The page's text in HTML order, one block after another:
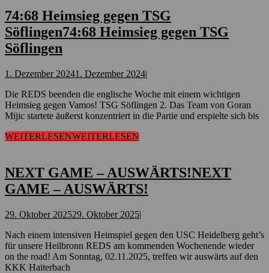
74:68 Heimsieg gegen TSG
Söflingen74:68 Heimsieg gegen TSG
Söflingen
1. Dezember 20241. Dezember 2024|
Die REDS beenden die englische Woche mit einem wichtigen
Heimsieg gegen Vamos! TSG Söflingen 2. Das Team von Goran
Mijic startete äußerst konzentriert in die Partie und erspielte sich bis
WEITERLESENWEITERLESEN
NEXT GAME – AUSWÄRTS!NEXT
GAME – AUSWÄRTS!
29. Oktober 202529. Oktober 2025|
Nach einem intensiven Heimspiel gegen den USC Heidelberg geht’s
für unsere Heilbronn REDS am kommenden Wochenende wieder
on the road! Am Sonntag, 02.11.2025, treffen wir auswärts auf den
KKK Haiterbach